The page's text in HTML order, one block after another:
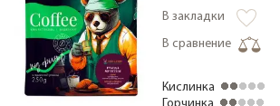
В закладки
В сравнение
Кислинка